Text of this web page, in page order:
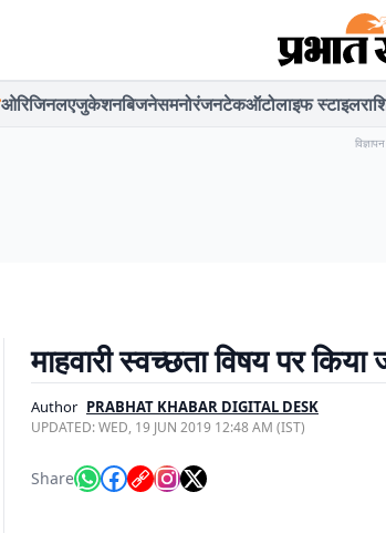
ओरिजिनलएजुकेशनबिजनेसमनोरंजनटेकऑटोलाइफ स्टाइल
विज्ञापन
माहवारी स्वच्छता विषय पर
Author PRABHAT KHABAR DIGITAL DESK
UPDATED:WED, 19 JUN 2019 12:48 AM (IST)
Share